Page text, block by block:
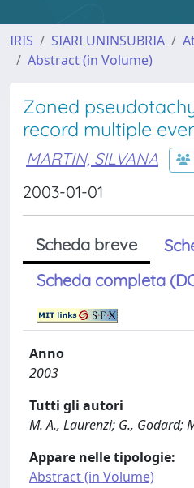
IRIS SIARI UNINSUBRIA
Abstract (in Volume)
Zoned
record multiple
MARTIN, SILVANA
2003-01-01
Scheda breve
Scheda completa
Anno
2003
Tutti gli autori
M. A., Laurenzi; G., Godard;
Appare nelle tipologie:
Abstract (in Volume)